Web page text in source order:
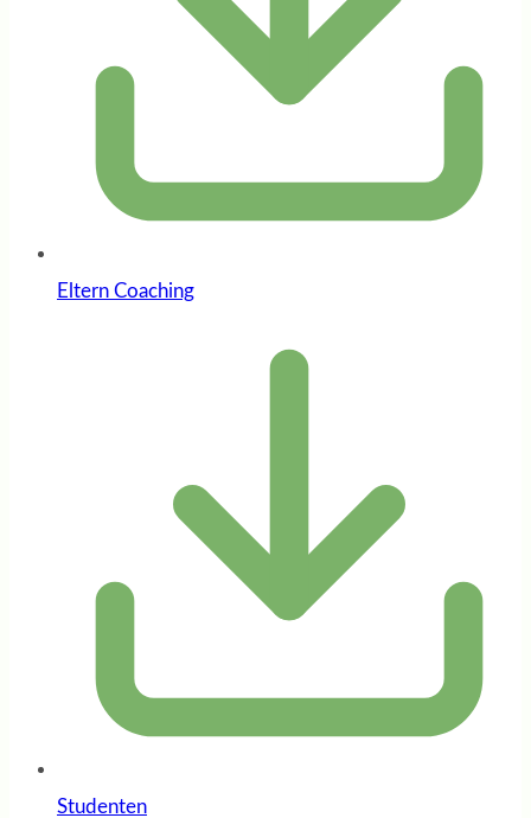
Eltern Coaching
Studenten